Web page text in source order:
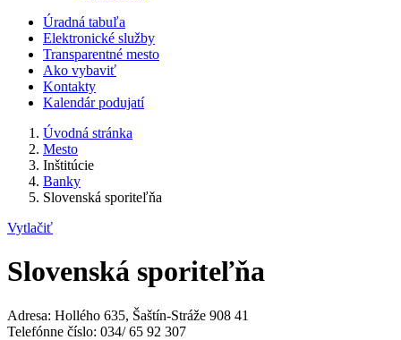
Úradná tabuľa
Elektronické služby
Transparentné mesto
Ako vybaviť
Kontakty
Kalendár podujatí
Úvodná stránka
Mesto
Inštitúcie
Banky
Slovenská sporiteľňa
Vytlačiť
Slovenská sporiteľňa
Adresa: Hollého 635, Šaštín-Stráže 908 41
Telefónne číslo: 034/ 65 92 307